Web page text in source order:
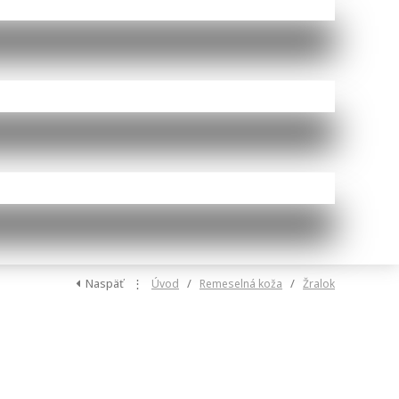
Naspäť ⋮ Úvod / Remeselná koža / Žralok